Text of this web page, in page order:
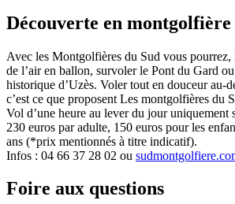
Découverte en montgolfière
Avec les Montgolfières du Sud vous pourrez,
de l’air en ballon, survoler le Pont du Gard
historique d’Uzès. Voler tout en douceur au-
c’est ce que proposent Les montgolfières du
Vol d’une heure au lever du jour uniquement
230 euros par adulte, 150 euros pour les
ans (*prix mentionnés à titre indicatif).
Infos : 04 66 37 28 02 ou
Foire aux questions